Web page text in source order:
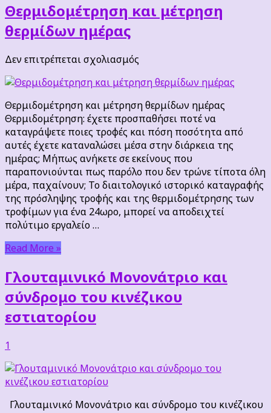
Θερμιδομέτρηση και μέτρηση
θερμίδων ημέρας
Δεν επιτρέπεται σχολιασμός
και
μέτρηση
θερμίδων
ημέρας
Θερμιδομέτρηση και μέτρηση θερμίδων ημέρας
Θερμιδομέτρηση: έχετε προσπαθήσει ποτέ να
καταγράψετε ποιες τροφές και πόση ποσότητα από
αυτές έχετε καταναλώσει μέσα στην διάρκεια της
ημέρας; Μήπως ανήκετε σε εκείνους που
παραπονιούνται πως παρόλο που δεν τρώνε τίποτα όλη
μέρα, παχαίνουν; Το διαιτολογικό ιστορικό καταγραφής
της πρόσληψης τροφής και της θερμιδομέτρησης των
τροφίμων για ένα 24ωρο, μπορεί να αποδειχτεί
πολύτιμο εργαλείο …
Read More »
Γλουταμινικό Μονονάτριο και
σύνδρομο του κινέζικου
εστιατορίου
1
Γλουταμινικό Μονονάτριο και σύνδρομο του κινέζικου